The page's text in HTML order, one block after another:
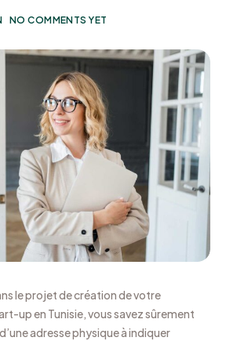
NO COMMENTS YET
le projet de création de votre
up en Tunisie, vous savez sûrement
adresse physique à indiquer